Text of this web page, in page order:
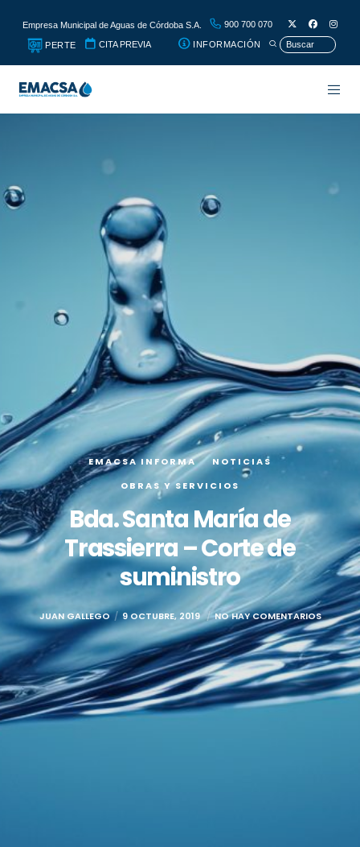
Empresa Municipal de Aguas de Córdoba S.A. 900 700 070
PERTE CITA PREVIA INFORMACIÓN
EMACSA INFORMA
NOTICIAS
OBRAS Y SERVICIOS
Bda. Santa María de
Trassierra – Corte de
suministro
JUAN GALLEGO 9 OCTUBRE, 2019 NO HAY COMENTARIOS